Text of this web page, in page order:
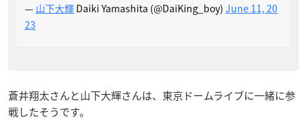
— 山下大輝 Daiki Yamashita (@DaiKing_boy) June 11, 20
23
蒼井翔太さんと山下大輝さんは、東京ドームライブに一緒に参
戦したそうです。